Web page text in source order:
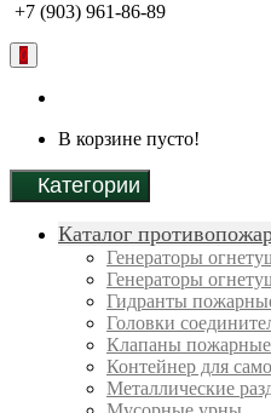
+7 (903) 961-86-89
0
В корзине пусто!
Категории
Каталог
Генераторы
Генераторы
Гидранты
Головки
Клапаны
Контейнер для
Металлические